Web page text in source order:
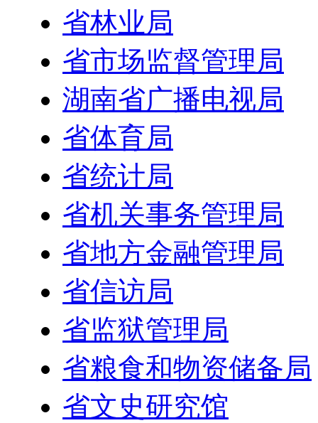
省林业局
省市场监督管理局
湖南省广播电视局
省体育局
省统计局
省机关事务管理局
省地方金融管理局
省信访局
省监狱管理局
省粮食和物资储备局
省文史研究馆